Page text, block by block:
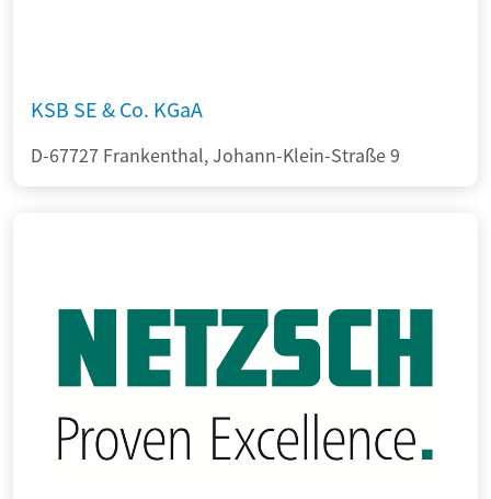
KSB SE & Co. KGaA
D-67727 Frankenthal, Johann-Klein-Straße 9